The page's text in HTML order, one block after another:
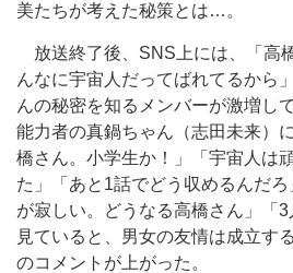
美たちが考えた秘策とは…。
放送終了後、SNS上には、「高
んなに宇宙人だってばれてるから
んの秘密を知るメンバーが激増し
能力者の真鍋ちゃん（志田未来）
橋さん。小学生か！」「宇宙人は
た」「あと1話でどう収めるんだ
が寂しい。どうなる高橋さん」「
見ていると、男女の友情は成立す
のコメントが上がった。